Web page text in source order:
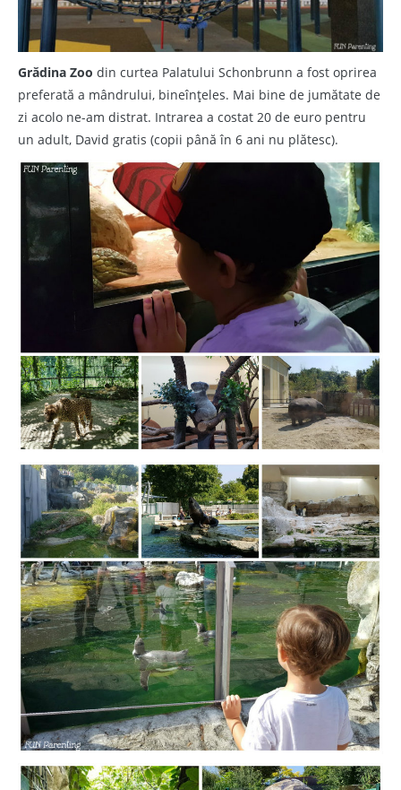
Grădina Zoo din curtea Palatului Schonbrunn a fost oprirea
preferată a mândrului, bineînțeles. Mai bine de jumătate de
zi acolo ne-am distrat. Intrarea a costat 20 de euro pentru
un adult, David gratis (copii până în 6 ani nu plătesc).